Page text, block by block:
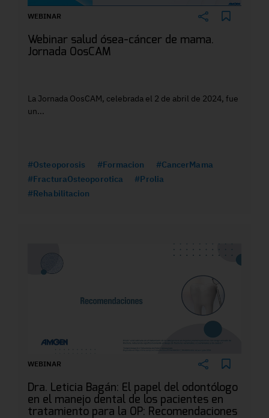
WEBINAR
Webinar salud ósea-cáncer de mama.
Jornada OosCAM
La Jornada OosCAM, celebrada el 2 de abril de 2024, fue
un...
#Osteoporosis #Formacion
#CancerMama
#FracturaOsteoporotica
#Prolia
#Rehabilitacion
WEBINAR
Dra. Leticia Bagán: El papel del odontólogo
en el manejo dental de los pacientes en
tratamiento para la OP: Recomendaciones